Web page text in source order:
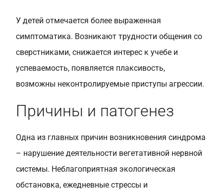
У детей отмечается более выраженная
симптоматика. Возникают трудности общения со
сверстниками, снижается интерес к учебе и
успеваемость, появляется плаксивость,
возможны неконтролируемые приступы агрессии.
Причины и патогенез
Одна из главных причин возникновения синдрома
– нарушение деятельности вегетативной нервной
системы. Неблагоприятная экологическая
обстановка, ежедневные стрессы и